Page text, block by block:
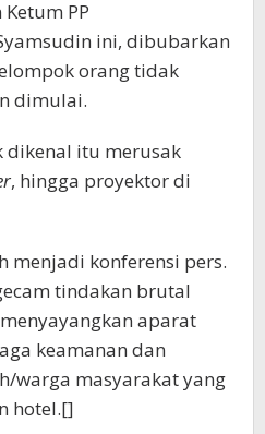
PP
ini, dibubarkan
orang tidak
dimulai.
dikenal itu merusak
, hingga proyektor di
menjadi konferensi pers.
tindakan brutal
aparat
keamanan dan
warga masyarakat yang
hotel.[]